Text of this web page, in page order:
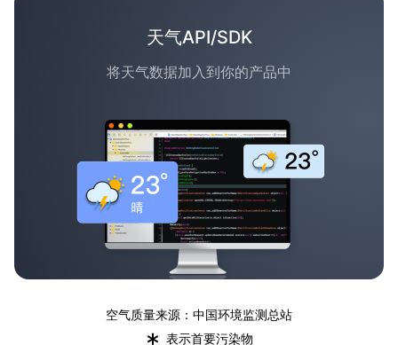
天气API/SDK
将天气数据加入到你的产品中
空气质量来源：中国环境监测总站
表示首要污染物